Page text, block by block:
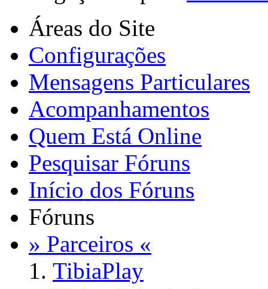
Áreas do Site
Configurações
Mensagens Particulares
Acompanhamentos
Quem Está Online
Pesquisar Fóruns
Início dos Fóruns
Fóruns
» Parceiros «
TibiaPlay